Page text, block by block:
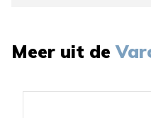
Meer uit de